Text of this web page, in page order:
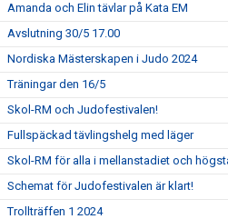
Amanda och Elin tävlar på Kata EM
Avslutning 30/5 17.00
Nordiska Mästerskapen i Judo 2024
Träningar den 16/5
Skol-RM och Judofestivalen!
Fullspäckad tävlingshelg med läger
Skol-RM för alla i mellanstadiet och
Schemat för Judofestivalen är klart!
Trollträffen 1 2024